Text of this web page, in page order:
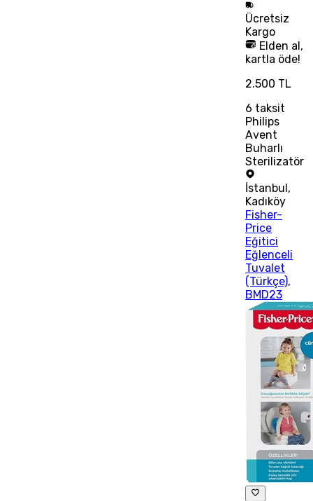
Ücretsiz
Kargo
Elden al,
kartla öde!
2.500 TL
6 taksit
Philips
Avent
Buharlı
Sterilizatör
İstanbul ,
Kadıköy
Fisher-
Price
Eğitici
Eğlenceli
Tuvalet
(Türkçe),
BMD23